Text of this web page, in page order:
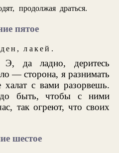
продолжая драться.
пятое
,лакей .
да ладно, деритесь
— сторона, я разнимать
с вами разорвешь.
быть, чтобы с ними
так огреют, что своих
шестое